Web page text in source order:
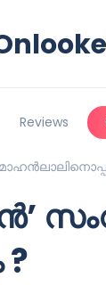
Reviews